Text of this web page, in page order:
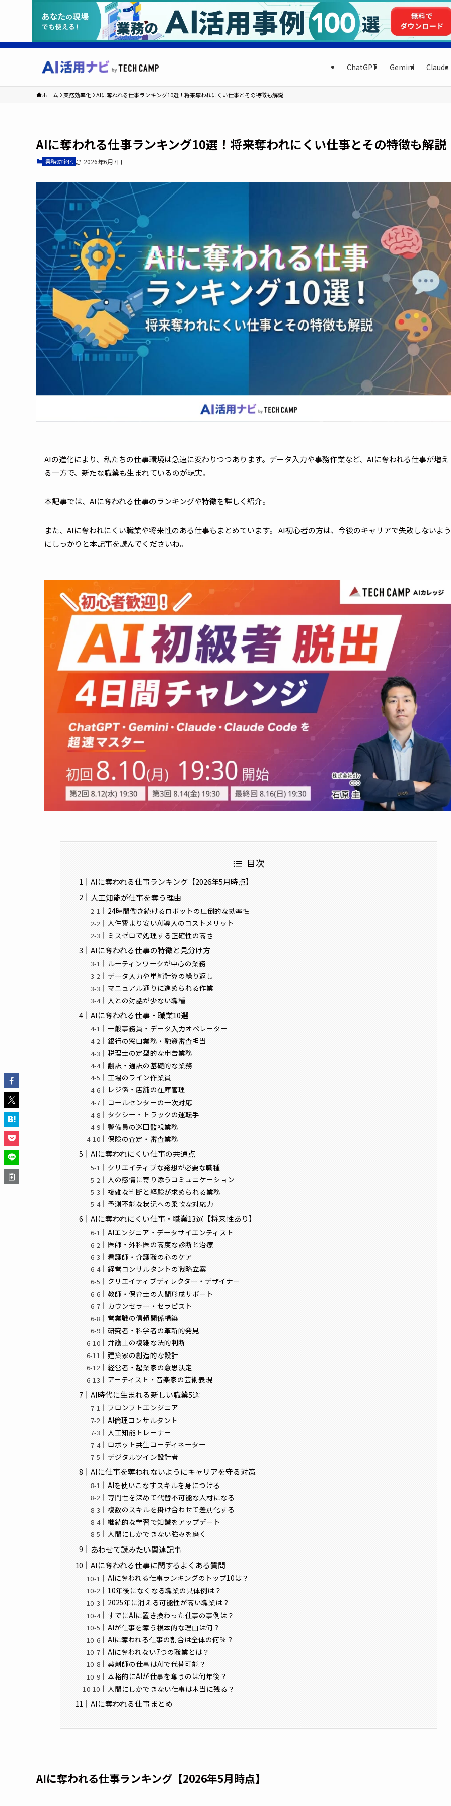
ChatGPT Gemini Claude
ホーム 業務効率化 AIに奪われる仕事ランキング10選！将来奪われにくい仕事とその特徴も解説
AIに奪われる仕事ランキング10選！将来奪われにくい仕事とその特徴も解説
業務効率化 2026年6月7日
AIの進化により、私たちの仕事環境は急速に変わりつつあります。データ入力や事務作業など、AIに奪われる仕事が増え
る一方で、新たな職業も生まれているのが現実。
本記事では、AIに奪われる仕事のランキングや特徴を詳しく紹介。
また、AIに奪われにくい職業や将来性のある仕事もまとめています。 AI初心者の方は、今後のキャリアで失敗しないよう
にしっかりと本記事を読んでくださいね。
目次
AIに奪われる仕事ランキング【2026年5月時点】
人工知能が仕事を奪う理由
24時間働き続けるロボットの圧倒的な効率性
人件費より安いAI導入のコストメリット
ミスゼロで処理する正確性の高さ
AIに奪われる仕事の特徴と見分け方
ルーティンワークが中心の業務
データ入力や単純計算の繰り返し
マニュアル通りに進められる作業
人との対話が少ない職種
AIに奪われる仕事・職業10選
一般事務員・データ入力オペレーター
銀行の窓口業務・融資審査担当
税理士の定型的な申告業務
翻訳・通訳の基礎的な業務
工場のライン作業員
レジ係・店舗の在庫管理
コールセンターの一次対応
タクシー・トラックの運転手
警備員の巡回監視業務
保険の査定・審査業務
AIに奪われにくい仕事の共通点
クリエイティブな発想が必要な職種
人の感情に寄り添うコミュニケーション
複雑な判断と経験が求められる業務
予測不能な状況への柔軟な対応力
AIに奪われにくい仕事・職業13選【将来性あり】
AIエンジニア・データサイエンティスト
医師・外科医の高度な診断と治療
看護師・介護職の心のケア
経営コンサルタントの戦略立案
クリエイティブディレクター・デザイナー
教師・保育士の人間形成サポート
カウンセラー・セラピスト
営業職の信頼関係構築
研究者・科学者の革新的発見
弁護士の複雑な法的判断
建築家の創造的な設計
経営者・起業家の意思決定
アーティスト・音楽家の芸術表現
AI時代に生まれる新しい職業5選
プロンプトエンジニア
AI倫理コンサルタント
人工知能トレーナー
ロボット共生コーディネーター
デジタルツイン設計者
AIに仕事を奪われないようにキャリアを守る対策
AIを使いこなすスキルを身につける
専門性を深めて代替不可能な人材になる
複数のスキルを掛け合わせて差別化する
継続的な学習で知識をアップデート
人間にしかできない強みを磨く
あわせて読みたい関連記事
AIに奪われる仕事に関するよくある質問
AIに奪われる仕事ランキングのトップ10は？
10年後になくなる職業の具体例は？
2025年に消える可能性が高い職業は？
すでにAIに置き換わった仕事の事例は？
AIが仕事を奪う根本的な理由は何？
AIに奪われる仕事の割合は全体の何％？
AIに奪われない7つの職業とは？
薬剤師の仕事はAIで代替可能？
本格的にAIが仕事を奪うのは何年後？
人間にしかできない仕事は本当に残る？
AIに奪われる仕事まとめ
AIに奪われる仕事ランキング【2026年5月時点】